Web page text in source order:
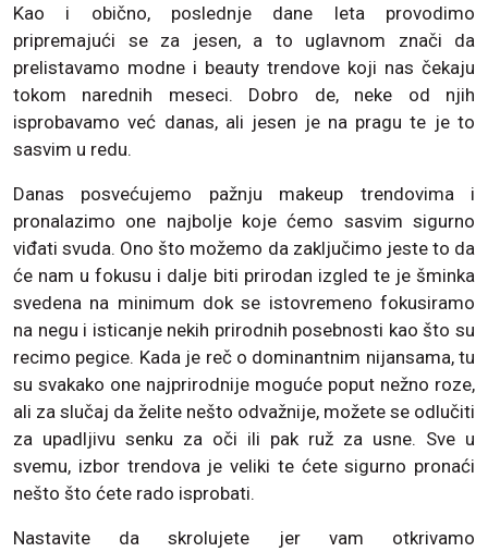
Kao i obično, poslednje dane leta provodimo
pripremajući se za jesen, a to uglavnom znači da
prelistavamo modne i beauty trendove koji nas čekaju
tokom narednih meseci. Dobro de, neke od njih
isprobavamo već danas, ali jesen je na pragu te je to
sasvim u redu.
Danas posvećujemo pažnju makeup trendovima i
pronalazimo one najbolje koje ćemo sasvim sigurno
viđati svuda. Ono što možemo da zaključimo jeste to da
će nam u fokusu i dalje biti prirodan izgled te je šminka
svedena na minimum dok se istovremeno fokusiramo
na negu i isticanje nekih prirodnih posebnosti kao što su
recimo pegice. Kada je reč o dominantnim nijansama, tu
su svakako one najprirodnije moguće poput nežno roze,
ali za slučaj da želite nešto odvažnije, možete se odlučiti
za upadljivu senku za oči ili pak ruž za usne. Sve u
svemu, izbor trendova je veliki te ćete sigurno pronaći
nešto što ćete rado isprobati.
Nastavite da skrolujete jer vam otkrivamo